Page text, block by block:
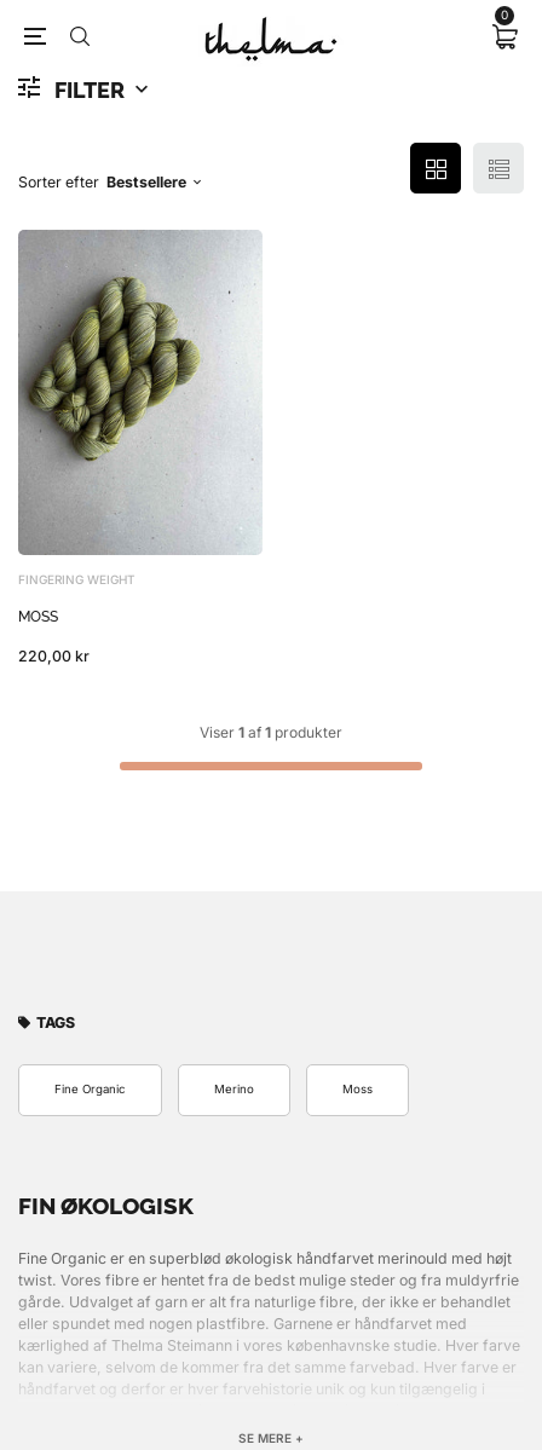
0
FILTER
Sorter efter Bestsellere
FINGERING WEIGHT
MOSS
220,00 kr
Viser 1 af 1 produkter
TAGS
Fine Organic Merino Moss
FIN ØKOLOGISK
Fine Organic er en superblød økologisk håndfarvet merinould med højt
twist. Vores fibre er hentet fra de bedst mulige steder og fra muldyrfrie
gårde. Udvalget af garn er alt fra naturlige fibre, der ikke er behandlet
eller spundet med nogen plastfibre. Garnene er håndfarvet med
kærlighed af Thelma Steimann i vores københavnske studie. Hver farve
kan variere, selvom de kommer fra det samme farvebad. Hver farve er
håndfarvet og derfor er hver farvehistorie unik og kun tilgængelig i
365m/100g Hanks. Nåle: 2mm - 3,5mm. Håndvask eller maskinvask på
SE MERE +